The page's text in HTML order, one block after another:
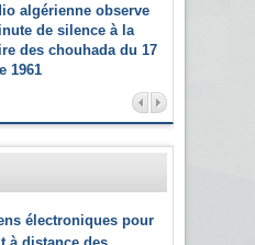
algérienne observe
de silence à la
des chouhada du 17
1961
électroniques pour